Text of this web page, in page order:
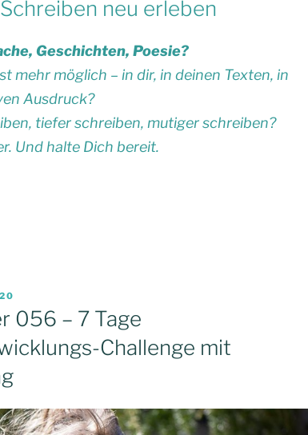
neu erleben
Geschichten, Poesie?
mehr möglich – in dir, in deinen Texten, in
Ausdruck?
tiefer schreiben, mutiger schreiben?
Und halte Dich bereit.
056 – 7 Tage
Challenge mit